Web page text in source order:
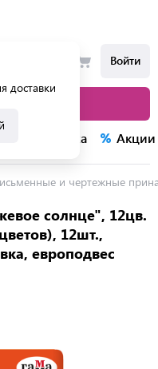
доставки
Войти
Распродажа Акции
и чертежные
солнце", 12цв.
12шт.,
европодвес